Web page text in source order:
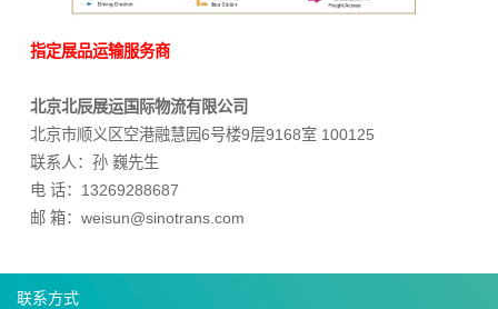
指定展品运输服务商
北京北辰展运国际物流有限公司
北京市顺义区空港融慧园6号楼9层9168室 100125
联系人：孙 巍先生
电 话：13269288687
邮 箱：weisun@sinotrans.com
联系方式